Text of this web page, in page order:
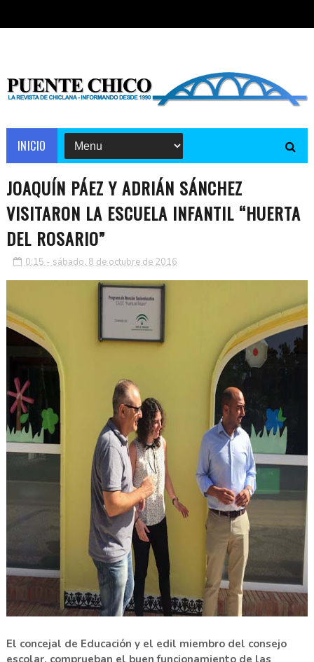
INICIO
JOAQUÍN PÁEZ Y ADRIÁN SÁNCHEZ
VISITARON LA ESCUELA INFANTIL “HUERTA
DEL ROSARIO”
0:15 - sábado, 8 de octubre de 2016
El concejal de Educación y el edil miembro del consejo